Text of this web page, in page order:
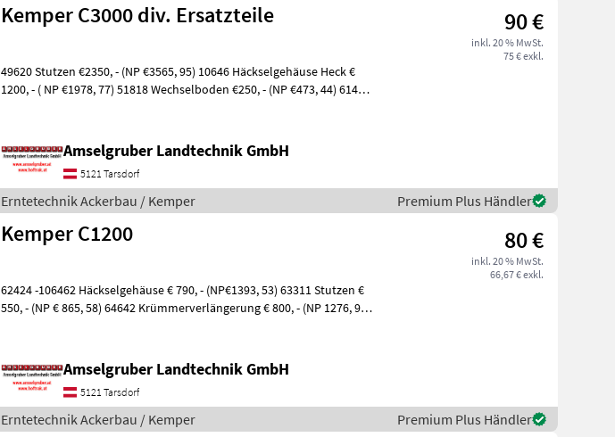
Kemper C3000 div. Ersatzteile 90 €
inkl. 20 % MwSt.
75 € exkl.
49620 Stutzen €2350, - (NP €3565, 95) 10646 Häckselgehäuse Heck €
1200, - ( NP €1978, 77) 51818 Wechselboden €250, - (NP €473, 44) 61492
Amselgruber Landtechnik GmbH
5121 Tarsdorf
Erntetechnik Ackerbau / Kemper Premium Plus Händler
Kemper C1200 80 €
inkl. 20 % MwSt.
66,67 € exkl.
62424 -106462 Häckselgehäuse € 790, - (NP€1393, 53) 63311 Stutzen €
550, - (NP € 865, 58) 64642 Krümmerverlängerung € 800, - (NP 1276, 97)
Amselgruber Landtechnik GmbH
5121 Tarsdorf
Erntetechnik Ackerbau / Kemper Premium Plus Händler